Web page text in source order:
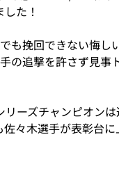
た！
も挽回できない悔し
の追撃を許さず見事
ーズチャンピオン
々木選手が表彰台に